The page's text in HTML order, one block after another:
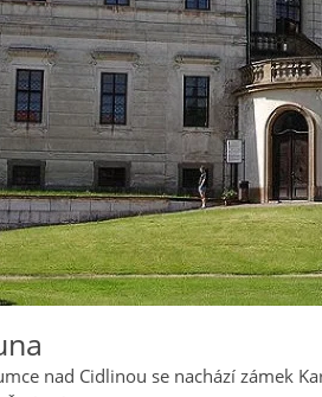
nad Cidlinou se nachází zámek